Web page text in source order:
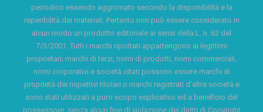
periodico essendo aggiornato secondo la disponibilità e la
reperibilità dei materiali. Pertanto non può essere considerato in
alcun modo un prodotto editoriale ai sensi della L. n. 62 del
7/3/2001. Tutti i marchi riportati appartengono ai legittimi
proprietari; marchi di terzi, nomi di prodotti, nomi commerciali,
nomi corporativi e società citati possono essere marchi di
proprietà dei rispettivi titolari o marchi registrati d’altre società e
sono stati utilizzati a puro scopo esplicativo ed a beneficio del
possessore, senza alcun fine di violazione dei diritti di Copyright